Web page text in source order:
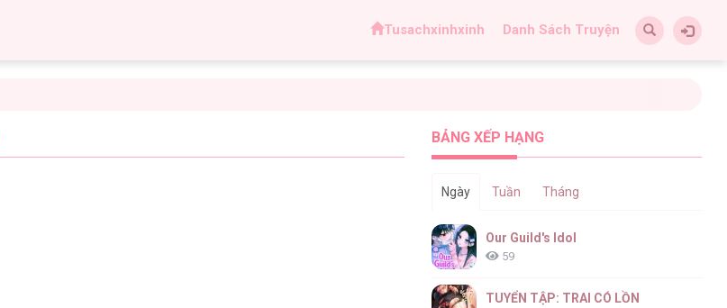
Tusachxinhxinh Danh Sách Truyện
BẢNG XẾP HẠNG
Ngày Tuần Tháng
Our Guild's Idol
59
TUYỂN TẬP: TRAI CÓ LỒN